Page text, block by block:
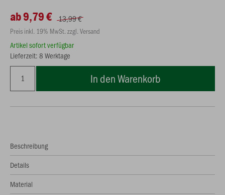
ab 9,79 € 13,99 €
Preis inkl. 19% MwSt. zzgl. Versand
Artikel sofort verfügbar
Lieferzeit: 8 Werktage
In den Warenkorb
Beschreibung
Details
Material